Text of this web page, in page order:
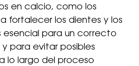
en calcio, como los
fortalecer los dientes y los
esencial para un correcto
para evitar posibles
lo largo del proceso